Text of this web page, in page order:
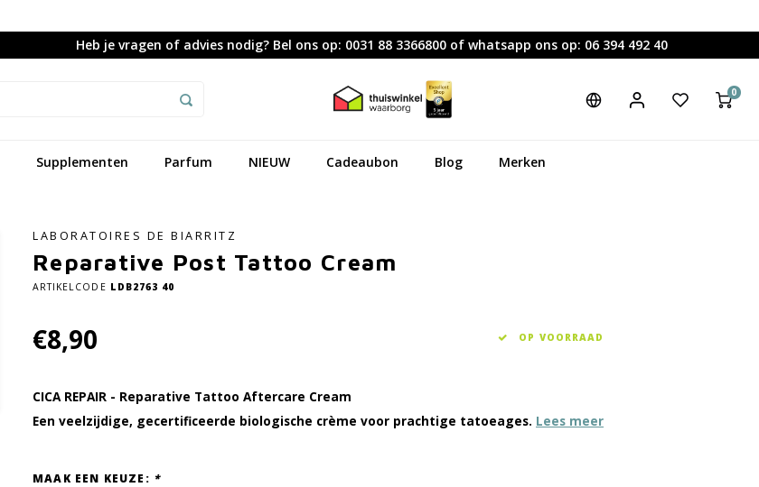
Heb je vragen of advies nodig? Bel ons op: 0031 88 3366800 of whatsapp ons op: 06 394 492 40
0
Supplementen Parfum NIEUW Cadeaubon Blog Merken
LABORATOIRES DE BIARRITZ
Reparative Post Tattoo Cream
ARTIKELCODE LDB2763 40
€8,90 OP VOORRAAD
CICA REPAIR - Reparative Tattoo Aftercare Cream
Een veelzijdige, gecertificeerde biologische crème voor prachtige tatoeages. Lees meer
MAAK EEN KEUZE: *